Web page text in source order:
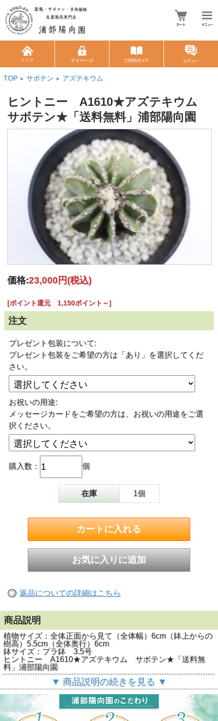
TOP > サボテン > アズテキウム
ヒントニー A1610★アズテキウム
サボテン★「送料無料」浦部陽向園
価格:23,000円(税込)
[ポイント還元 1,150ポイント～]
注文
プレゼント包装について:
プレゼント包装をご希望の方は「あり」を選択してくだ
さい。
お祝いの用途:
メッセージカードをご希望の方は、お祝いの用途をご選
択ください。
購入数： 個
在庫 1個
返品についての詳細はこちら
商品説明
植物サイズ：全体正面から見て（全体幅）6cm（鉢上からの
樹高）5.5cm（全体奥行）6cm
鉢サイズ：プラ鉢 3.5号
ヒントニー A1610★アズテキウム サボテン★「送料無
料」浦部陽向園
▼ 商品説明の続きを見る ▼